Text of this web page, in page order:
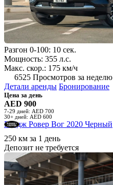
Разгон 0-100: 10 сек.
Мощность: 355 л.с.
Макс. скор.: 175 км/ч
6525 Просмотров за неделю
Детали аренды Бронирование
Цена за день
AED 900
7-29 дней: AED 700
30+ дней: AED 600
Рендж Ровер Вог 2020 Черный
250 км за 1 день
Депозит не требуется